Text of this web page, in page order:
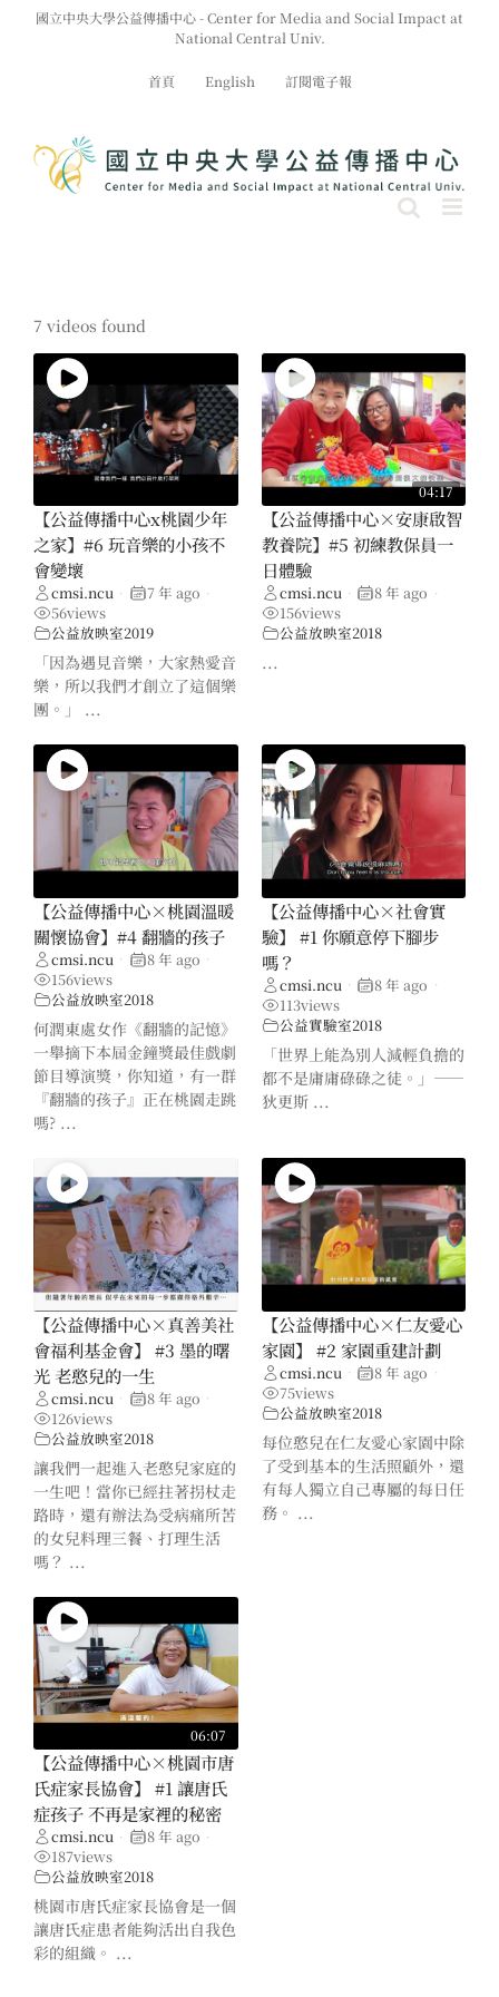
國立中央大學公益傳播中心 - Center for Media and Social Impact at
National Central Univ.
首頁 English 訂閱電子報
7 videos found
【公益傳播中心x桃園少年
之家】#6 玩音樂的小孩不
會變壞
cmsi.ncu • 7 年 ago •
56views
公益放映室2019
「因為遇見音樂，大家熱愛音
樂，所以我們才創立了這個樂
團。」 ...
04:17
【公益傳播中心×安康啟智
教養院】#5 初練教保員一
日體驗
cmsi.ncu • 8 年 ago •
156views
公益放映室2018
...
【公益傳播中心×桃園溫暖
關懷協會】#4 翻牆的孩子
cmsi.ncu • 8 年 ago •
156views
公益放映室2018
何潤東處女作《翻牆的記憶》
一舉摘下本屆金鐘獎最佳戲劇
節目導演獎，你知道，有一群
『翻牆的孩子』正在桃園走跳
嗎? ...
【公益傳播中心×社會實
驗】 #1 你願意停下腳步
嗎？
cmsi.ncu • 8 年 ago •
113views
公益實驗室2018
「世界上能為別人減輕負擔的
都不是庸庸碌碌之徒。」——
狄更斯 ...
【公益傳播中心×真善美社
會福利基金會】 #3 墨的曙
光 老憨兒的一生
cmsi.ncu • 8 年 ago •
126views
公益放映室2018
讓我們一起進入老憨兒家庭的
一生吧！當你已經拄著拐杖走
路時，還有辦法為受病痛所苦
的女兒料理三餐、打理生活
嗎？ ...
【公益傳播中心×仁友愛心
家園】 #2 家園重建計劃
cmsi.ncu • 8 年 ago •
75views
公益放映室2018
每位憨兒在仁友愛心家園中除
了受到基本的生活照顧外，還
有每人獨立自己專屬的每日任
務。 ...
06:07
【公益傳播中心×桃園市唐
氏症家長協會】 #1 讓唐氏
症孩子 不再是家裡的秘密
cmsi.ncu • 8 年 ago •
187views
公益放映室2018
桃園市唐氏症家長協會是一個
讓唐氏症患者能夠活出自我色
彩的組織。 ...